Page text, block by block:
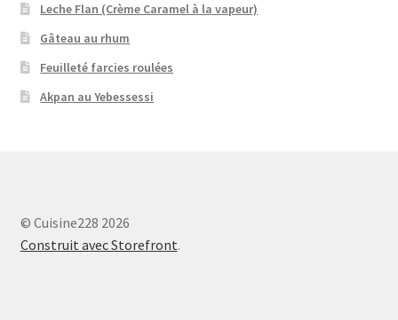
Leche Flan (Crème Caramel à la vapeur)
Gâteau au rhum
Feuilleté farcies roulées
Akpan au Yebessessi
© Cuisine228 2026
Construit avec Storefront.